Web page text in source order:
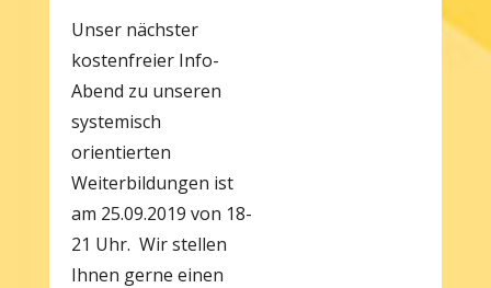
Unser nächster
kostenfreier Info-
Abend zu unseren
systemisch
orientierten
Weiterbildungen ist
am 25.09.2019 von 18-
21 Uhr. Wir stellen
Ihnen gerne einen